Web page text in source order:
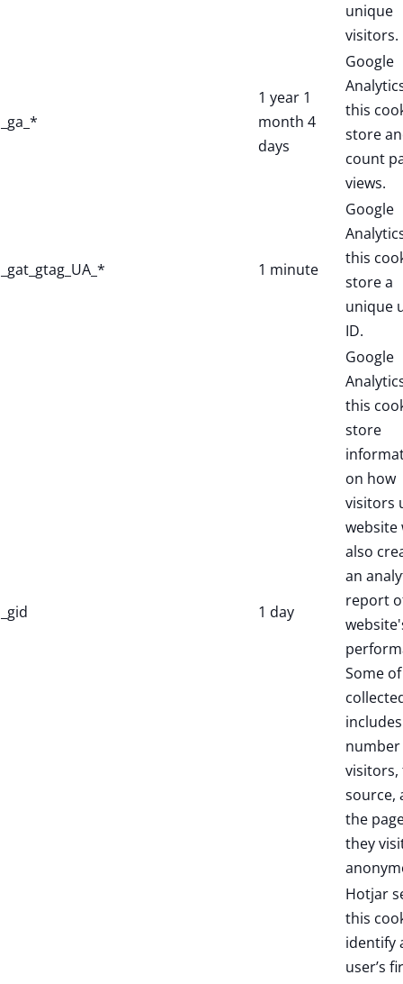
unique
visitors.
_ga_*
1 year 1
month 4
days
Google
this
store
count
views.
_gat_gtag_UA_* 1 minute
Google
this
store a
unique
ID.
_gid 1 day
Google
this
store
on how
visitors
website
also
an
report
Some
source,
the
they
Hotjar
this
identify
user’s